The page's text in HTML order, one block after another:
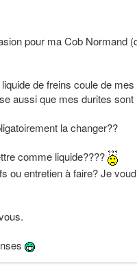
pour ma Cob Normand
de freins coule de mes
aussi que mes durites sont
la changer??
comme liquide????
ou entretien à faire? Je